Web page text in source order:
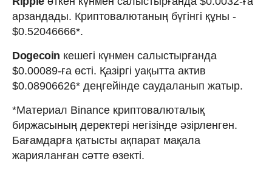
арзандады. Криптовалютаның бүгінгі құны -
$0.52046666*.
Dogecoin кешегі күнмен салыстырғанда
$0.00089-ға өсті. Қазіргі уақытта актив
$0.08906626* деңгейінде саудаланып жатыр.
*Материал Binance криптовалюталық
биржасының деректері негізінде әзірленген.
Бағамдарға қатысты ақпарат мақала
жарияланған сәтте өзекті.